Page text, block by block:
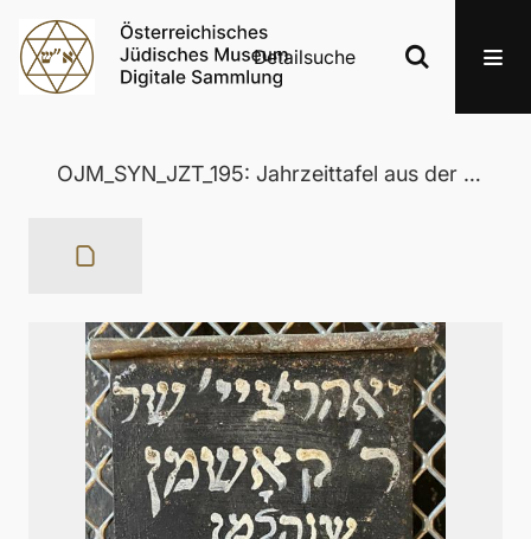
Detailsuche
OJM_SYN_JZT_195: Jahrzeittafel aus der Wertheimer Synagoge in Eisenstadt